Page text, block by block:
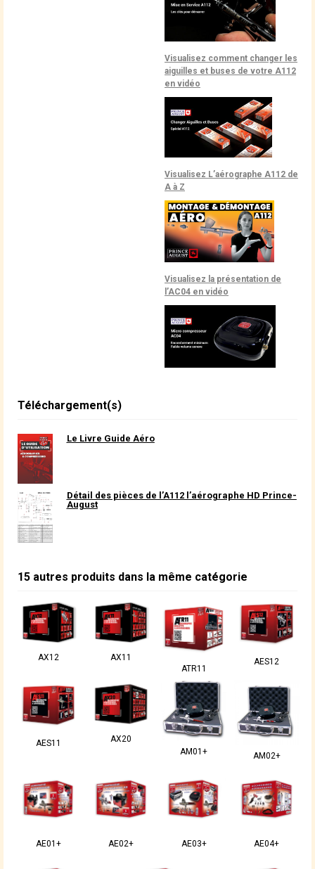
Visualisez comment changer les
aiguilles et buses de votre A112
en vidéo
Visualisez L’aérographe A112 de
A à Z
Visualisez la présentation de
l’AC04 en vidéo
Téléchargement(s)
Le Livre Guide Aéro
Détail des pièces de l’A112 l’aérographe HD Prince-
August
15 autres produits dans la même catégorie
AX12
AX11
ATR11
AES12
AES11
AX20
AM01+
AM02+
AE01+ AE02+ AE03+ AE04+